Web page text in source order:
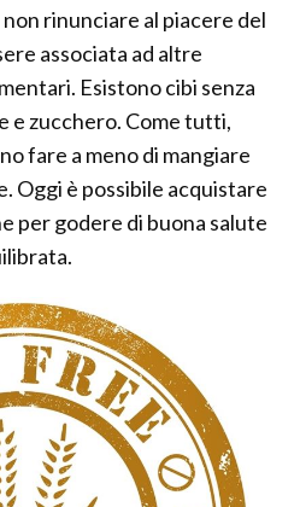
rinunciare al piacere del
associata ad altre
Esistono cibi senza
e zucchero. Come tutti,
fare a meno di mangiare
Oggi è possibile acquistare
per godere di buona salute